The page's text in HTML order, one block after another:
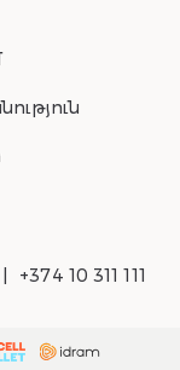
+374 10 311 111